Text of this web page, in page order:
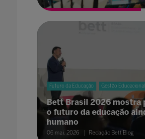
Futuro da Educação Gestão Educacional
Bett Brasil 2026 mostra
o futuro da educação
humano
06 mai. 2026 Redação Bett Blog